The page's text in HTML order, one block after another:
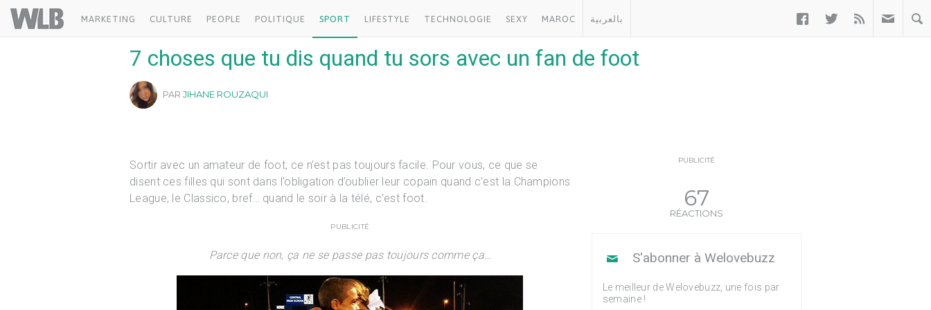
Welovebuzz
MARKETING CULTURE PEOPLE POLITIQUE SPORT LIFESTYLE TECHNOLOGIE SEXY MAROC بالعربية   
7 choses que tu dis quand tu sors avec un fan de foot
PAR JIHANE ROUZAQUI
Sortir avec un amateur de foot, ce n’est pas toujours facile. Pour vous, ce que se
disent ces filles qui sont dans l’obligation d’oublier leur copain quand c’est la Champions
League, le Classico, bref… quand le soir à la télé, c’est foot.
PUBLICITÉ
Parce que non, ça ne se passe pas toujours comme ça…
PUBLICITÉ
67
RÉACTIONS
S'abonner à Welovebuzz
Le meilleur de Welovebuzz, une fois par
semaine !